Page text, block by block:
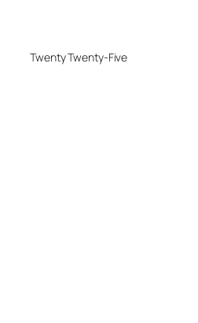
Twenty Twenty-Five